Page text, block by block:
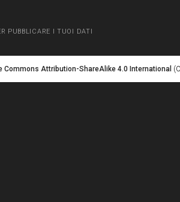
PUBBLICARE I TUOI DATI
Commons Attribution-ShareAlike 4.0 International